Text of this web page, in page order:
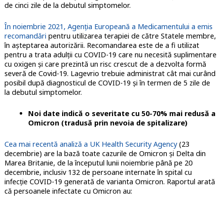
de cinci zile de la debutul simptomelor.
În noiembrie 2021, Agenția Europeană a Medicamentului a emis
recomandări pentru utilizarea terapiei de către Statele membre,
în așteptarea autorizării. Recomandarea este de a fi utilizat
pentru a trata adulții cu COVID-19 care nu necesită suplimentare
cu oxigen și care prezintă un risc crescut de a dezvolta formă
severă de Covid-19. Lagevrio trebuie administrat cât mai curând
posibil după diagnosticul de COVID-19 și în termen de 5 zile de
la debutul simptomelor.
Noi date indică o severitate cu 50-70% mai redusă a
Omicron (tradusă prin nevoia de spitalizare)
Cea mai recentă analiză a UK Health Security Agency(23
decembrie) are la bază toate cazurile de Omicron și Delta din
Marea Britanie, de la începutul lunii noiembrie până pe 20
decembrie, inclusiv 132 de persoane internate în spital cu
infecție COVID-19 generată de varianta Omicron. Raportul arată
că persoanele infectate cu Omicron au: